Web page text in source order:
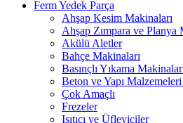
Ferm Yedek Parça
Ahşap Kesim Makinaları
Ahşap Zımpara ve Planya
Akülü Aletler
Bahçe Makinaları
Basınçlı Yıkama
Beton ve Yapı
Çok Amaçlı
Frezeler
Isıtıcı ve Üfleyiciler